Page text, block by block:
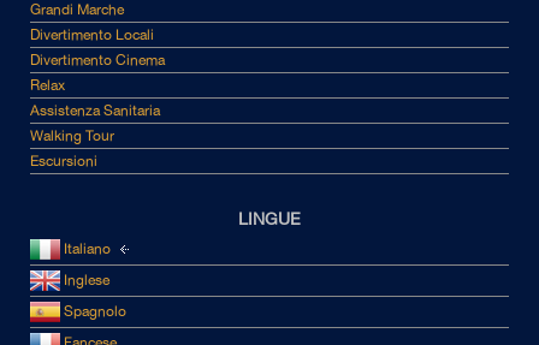
Grandi Marche
Divertimento Locali
Divertimento Cinema
Relax
Assistenza Sanitaria
Walking Tour
Escursioni
LINGUE
Italiano
Inglese
Spagnolo